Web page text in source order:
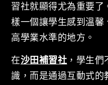
習社就顯得尤為重要了
樣一個讓學生感到溫馨
高學業水準的地方。
在沙田補習社 ，學生
識，而是通過互動式的